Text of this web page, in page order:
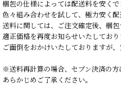
梱包の仕様によっては配送料を安くで
色々組み合わせを試して、極力安く
送料に関しては、ご注文確定後、梱
適正価格を再度お知らせいたしており
ご面倒をおかけいたしておりますが、
※送料再計算の場合、セブン決済の
あらかじめご了承ください。